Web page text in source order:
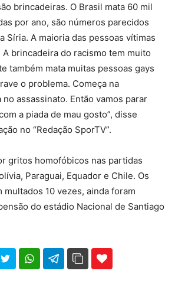
brincadeiras. O Brasil mata 60 mil
por ano, são números parecidos
Síria. A maioria das pessoas vítimas
A brincadeira do racismo tem muito
também mata muitas pessoas gays
o problema. Começa na
assassinato. Então vamos parar
a piada de mau gosto”, disse
no “Redação SporTV”.
gritos homofóbicos nas partidas
Paraguai, Equador e Chile. Os
10 vezes, ainda foram
do estádio Nacional de Santiago
102 35